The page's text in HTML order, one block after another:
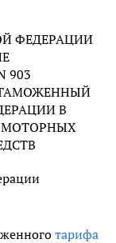
ФЕДЕРАЦИИ
903
В
тарифа